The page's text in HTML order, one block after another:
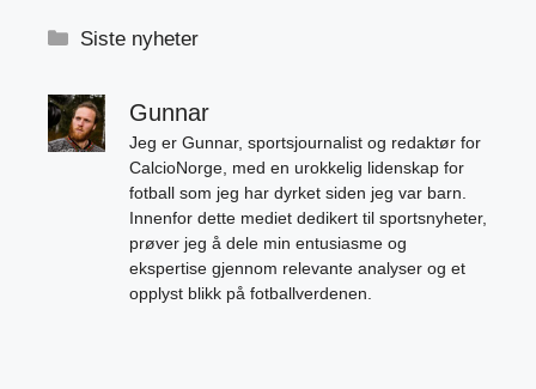
Kategorier
Siste nyheter
Gunnar
Jeg er Gunnar, sportsjournalist og redaktør for
CalcioNorge, med en urokkelig lidenskap for
fotball som jeg har dyrket siden jeg var barn.
Innenfor dette mediet dedikert til sportsnyheter,
prøver jeg å dele min entusiasme og
ekspertise gjennom relevante analyser og et
opplyst blikk på fotballverdenen.